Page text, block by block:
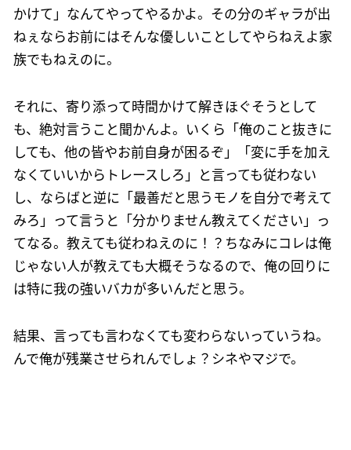
かけて」なんてやってやるかよ。その分のギャラが出
ねぇならお前にはそんな優しいことしてやらねえよ家
族でもねえのに。
それに、寄り添って時間かけて解きほぐそうとして
も、絶対言うこと聞かんよ。いくら「俺のこと抜きに
しても、他の皆やお前自身が困るぞ」「変に手を加え
なくていいからトレースしろ」と言っても従わない
し、ならばと逆に「最善だと思うモノを自分で考えて
みろ」って言うと「分かりません教えてください」っ
てなる。教えても従わねえのに！？ちなみにコレは俺
じゃない人が教えても大概そうなるので、俺の回りに
は特に我の強いバカが多いんだと思う。
結果、言っても言わなくても変わらないっていうね。
んで俺が残業させられんでしょ？シネやマジで。